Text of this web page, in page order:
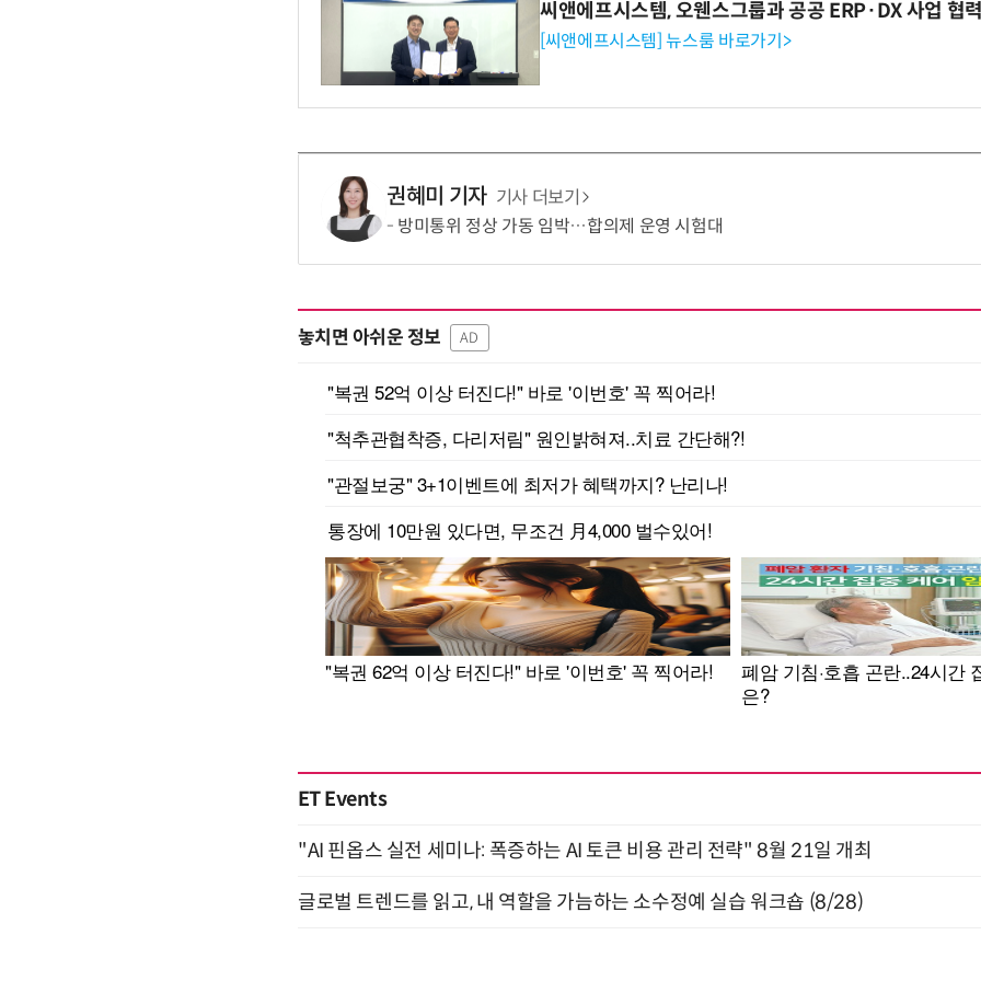
씨앤에프시스템, 오웬스그룹과 공공 ERP·DX 사업 협
[씨앤에프시스템] 뉴스룸 바로가기>
권혜미 기자 기사 더보기
방미통위 정상 가동 임박…합의제 운영 시험대
놓치면 아쉬운 정보 AD
ET Events
"AI 핀옵스 실전 세미나: 폭증하는 AI 토큰 비용 관리 전략" 8월 21일 개최
글로벌 트렌드를 읽고, 내 역할을 가늠하는 소수정예 실습 워크숍 (8/28)